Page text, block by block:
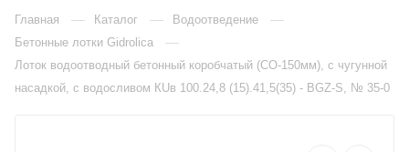
Главная — Каталог — Водоотведение —
Бетонные лотки Gidrolica —
Лоток водоотводный бетонный коробчатый (СО-150мм), с чугунной
насадкой, с водосливом КUв 100.24,8 (15).41,5(35) - BGZ-S, № 35-0